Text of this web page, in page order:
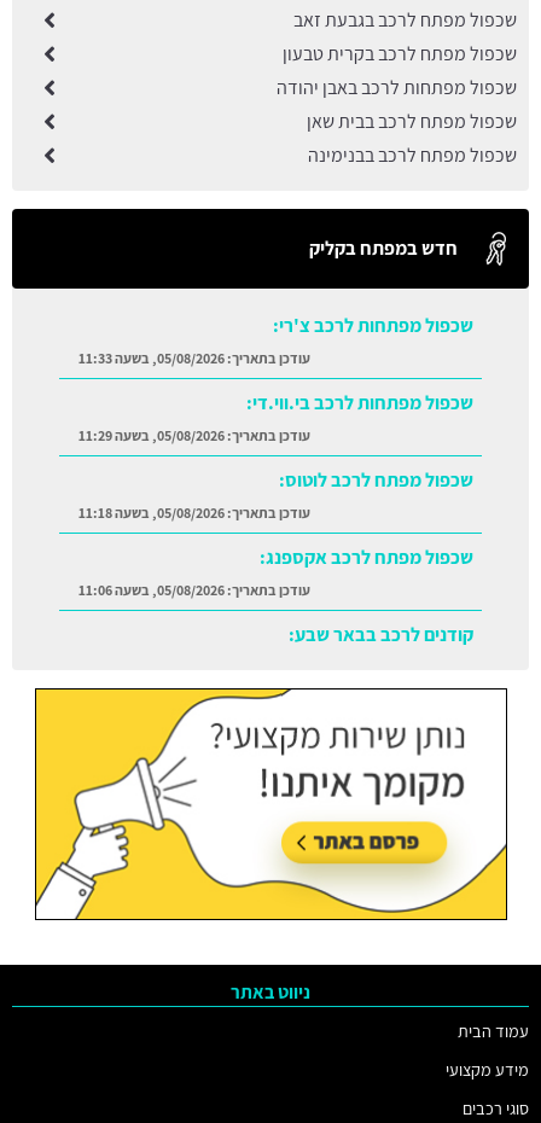
שכפול מפתח לרכב בגבעת זאב
שכפול מפתח לרכב בקרית טבעון
שכפול מפתחות לרכב באבן יהודה
שכפול מפתח לרכב בבית שאן
שכפול מפתח לרכב בבנימינה
חדש במפתח בקליק
שכפול מפתחות לרכב צ'רי:
עודכן בתאריך:05/08/2026, בשעה 11:33
שכפול מפתחות לרכב בי.ווי.די:
עודכן בתאריך:05/08/2026, בשעה 11:29
שכפול מפתח לרכב לוטוס:
עודכן בתאריך:05/08/2026, בשעה 11:18
שכפול מפתח לרכב אקספנג:
עודכן בתאריך:05/08/2026, בשעה 11:06
קודנים לרכב בבאר שבע:
ניווט באתר
עמוד הבית
מידע מקצועי
סוגי רכבים